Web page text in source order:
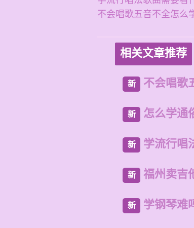
不会唱歌五音不全怎么
相关文章推荐
新 不会唱歌
新 怎么学通
新 学流行唱
新 福州卖吉
新 学钢琴难